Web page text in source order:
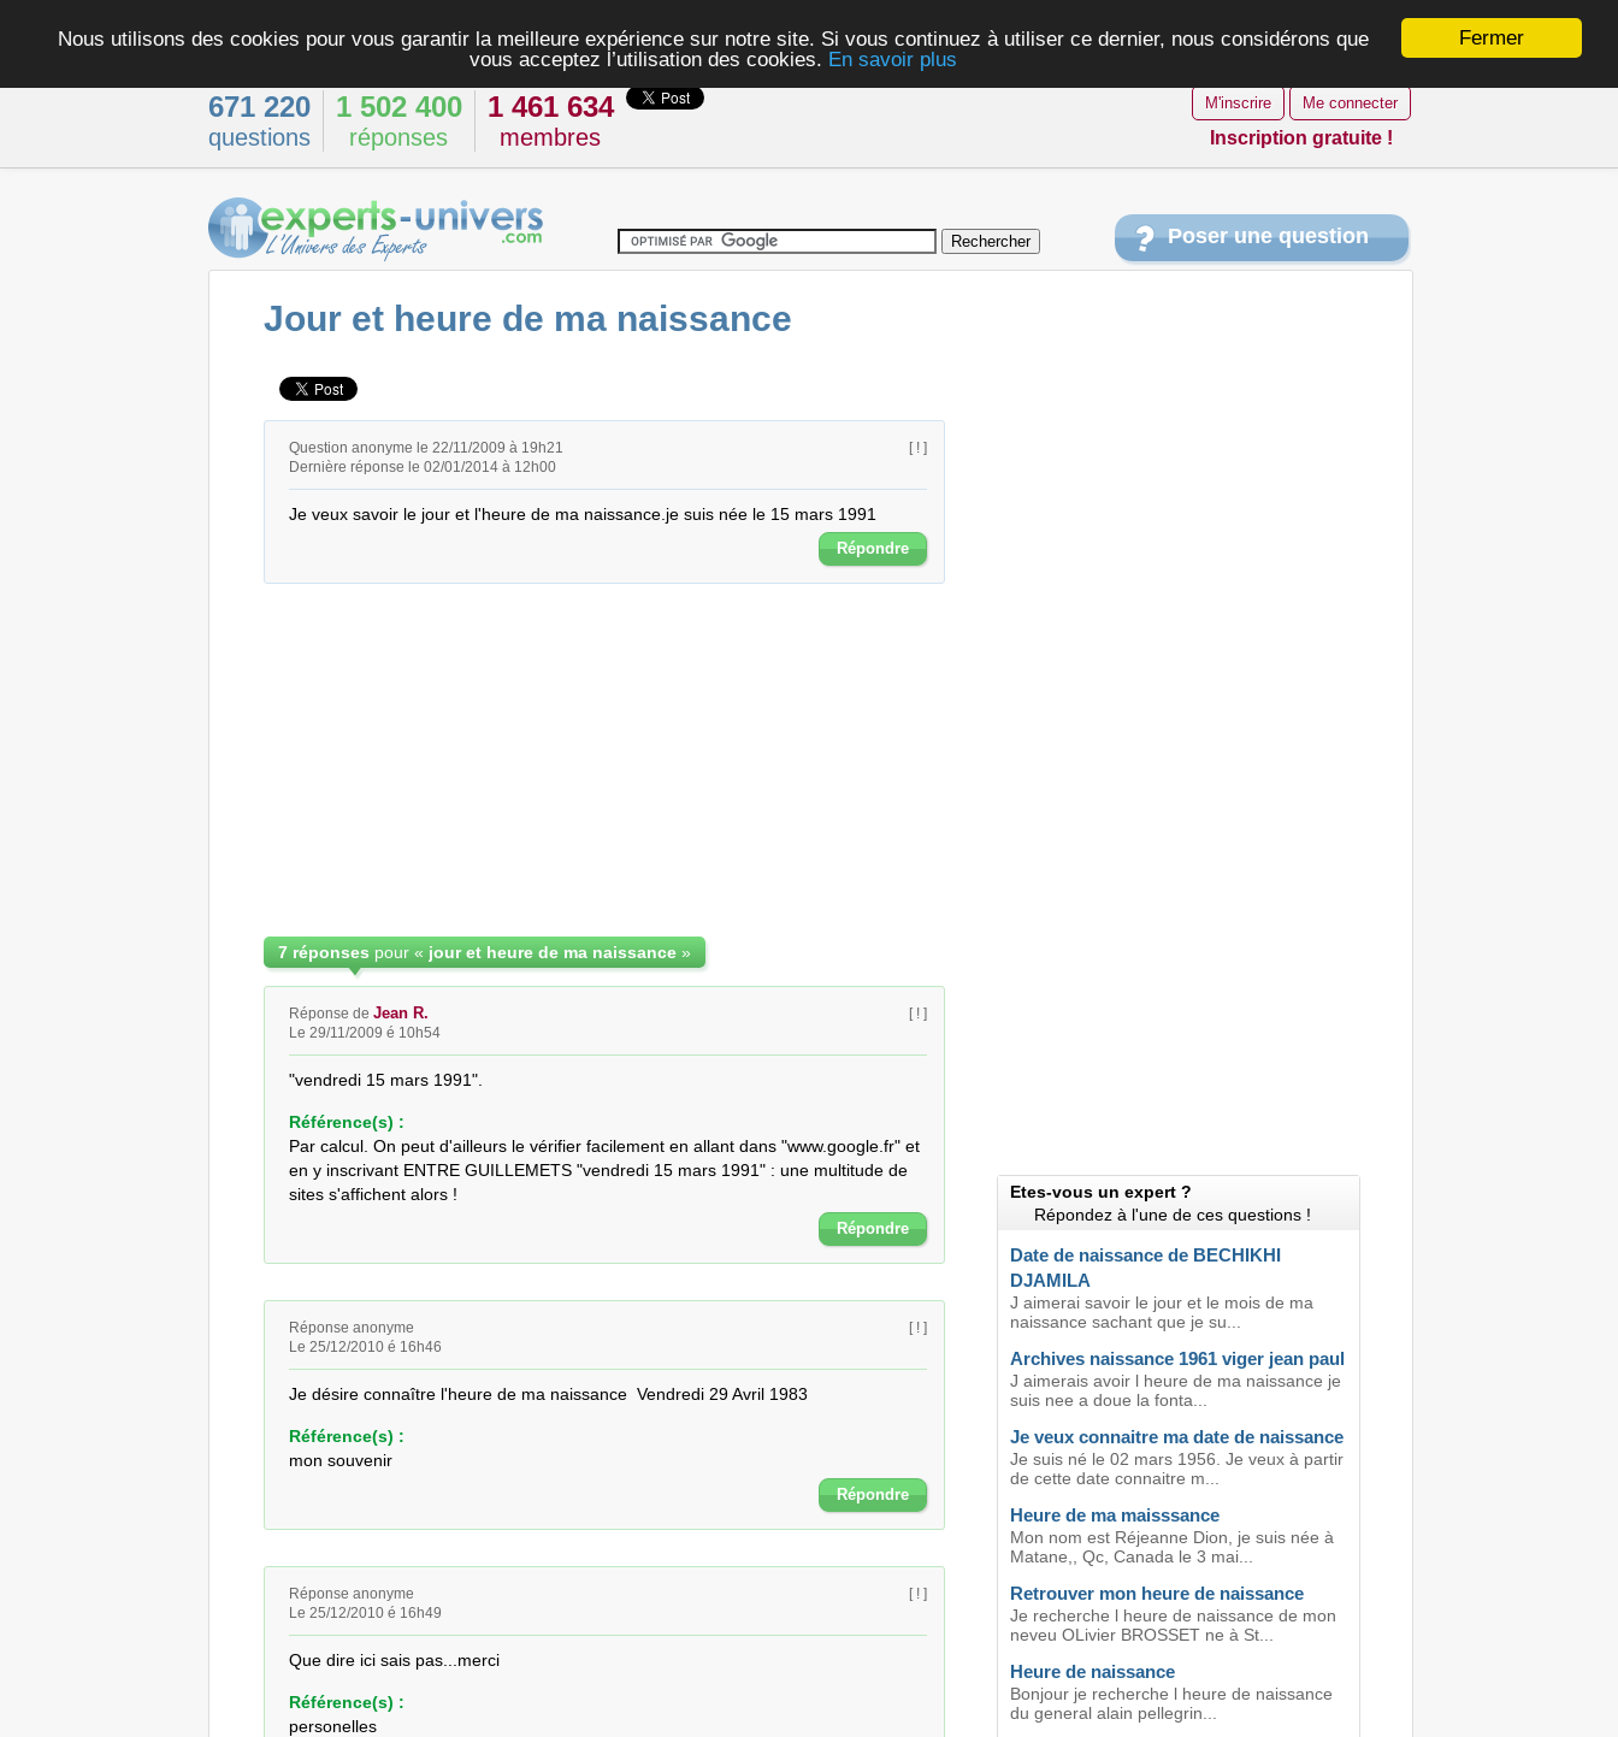
Fermer
Nous utilisons des cookies pour vous garantir la meilleure expérience sur notre site. Si vous continuez à utiliser ce dernier, nous considérons que
vous acceptez l’utilisation des cookies. En savoir plus
671 220
questions
1 502 400
réponses
1 461 634
membres
M'inscrire Me connecter
Inscription gratuite !
Poser une question
Jour et heure de ma naissance
Question anonyme le 22/11/2009 à 19h21
Dernière réponse le 02/01/2014 à 12h00
[ ! ]
Je veux savoir le jour et l'heure de ma naissance.je suis née le 15 mars 1991
Répondre
7 réponses pour « jour et heure de ma naissance»
Réponse de Jean R.
Le 29/11/2009 é 10h54
[ ! ]
"vendredi 15 mars 1991".
Référence(s) :
Par calcul. On peut d'ailleurs le vérifier facilement en allant dans "www.google.fr" et
en y inscrivant ENTRE GUILLEMETS "vendredi 15 mars 1991" : une multitude de
sites s'affichent alors !
Répondre
Réponse anonyme
Le 25/12/2010 é 16h46
[ ! ]
Je désire connaître l'heure de ma naissance  Vendredi 29 Avril 1983
Référence(s) :
mon souvenir
Répondre
Réponse anonyme
Le 25/12/2010 é 16h49
[ ! ]
Que dire ici sais pas...merci
Référence(s) :
personelles
Etes-vous un expert ?
Répondez à l'une de ces questions !
Date de naissance de BECHIKHI
DJAMILA
J aimerai savoir le jour et le mois de ma
naissance sachant que je su...
Archives naissance 1961 viger jean paul
J aimerais avoir l heure de ma naissance je
suis nee a doue la fonta...
Je veux connaitre ma date de naissance
Je suis né le 02 mars 1956. Je veux à partir
de cette date connaitre m...
Heure de ma maisssance
Mon nom est Réjeanne Dion, je suis née à
Matane,, Qc, Canada le 3 mai...
Retrouver mon heure de naissance
Je recherche l heure de naissance de mon
neveu OLivier BROSSET ne à St...
Heure de naissance
Bonjour je recherche l heure de naissance
du general alain pellegrin...